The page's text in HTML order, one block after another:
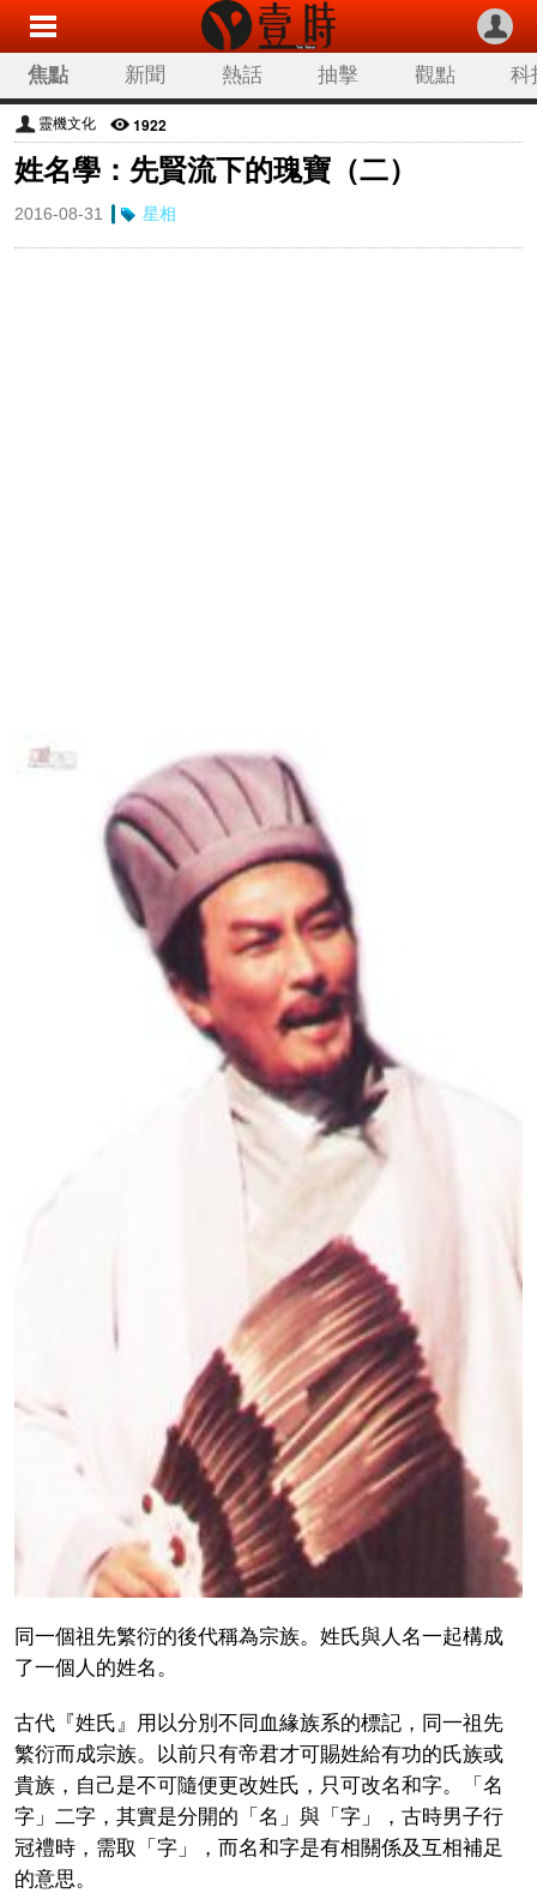
焦點 新聞 熱話 抽擊 觀點 科
靈機文化 1922
姓名學：先賢流下的瑰寶（二）
2016-08-31 星相
同一個祖先繁衍的後代稱為宗族。姓氏與人名一起構成
了一個人的姓名。
古代『姓氏』用以分別不同血緣族系的標記，同一祖先
繁衍而成宗族。以前只有帝君才可賜姓給有功的氏族或
貴族，自己是不可隨便更改姓氏，只可改名和字。「名
字」二字，其實是分開的「名」與「字」，古時男子行
冠禮時，需取「字」，而名和字是有相關係及互相補足
的意思。